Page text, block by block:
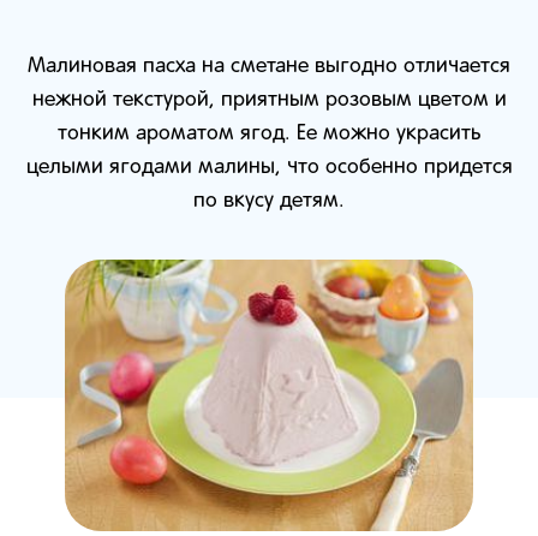
Малиновая пасха на сметане выгодно отличается
нежной текстурой, приятным розовым цветом и
тонким ароматом ягод. Ее можно украсить
целыми ягодами малины, что особенно придется
по вкусу детям.